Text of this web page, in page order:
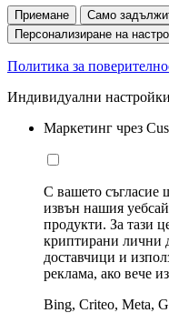
Приемане
Само
Персонализиране на
Политика за
Индивидуални
Маркетинг чрез
С вашето
извън нашия
продукти. За тази
криптирани лични
доставчици и
реклама, ако вече
Bing, Criteo, Meta,